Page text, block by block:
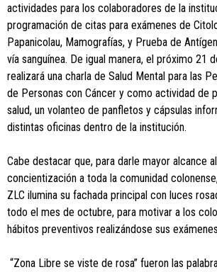
actividades para los colaboradores de la
programación de citas para exámenes de
Papanicolau, Mamografías, y Prueba de
vía sanguínea. De igual manera, el próximo 21
realizará una charla de Salud Mental para las
de Personas con Cáncer y como actividad de
salud, un volanteo de panfletos y cápsulas
distintas oficinas dentro de la institución.
Cabe destacar que, para darle mayor alcance
concientización a toda la comunidad
ZLC ilumina su fachada principal con luces
todo el mes de octubre, para motivar a los
hábitos preventivos realizándose sus
“Zona Libre se viste de rosa” fueron las